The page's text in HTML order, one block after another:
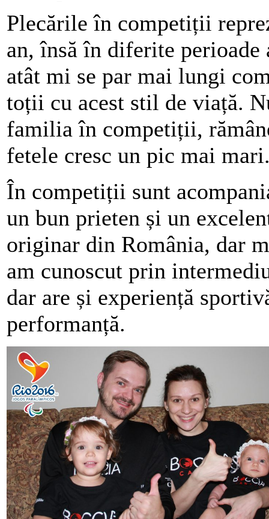
Plecările în competiții
an, însă în diferite
atât mi se par mai lungi
toții cu acest stil de viață.
familia în competiții,
fetele cresc un pic mai
În competiții sunt
un bun prieten și un
originar din România, dar
am cunoscut prin
dar are și experiență
performanță.